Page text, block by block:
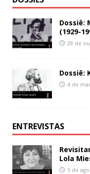
Dossiê:
(1929-
28 de
Dossiê:
4 de
ENTREVISTAS
Lola
5 de